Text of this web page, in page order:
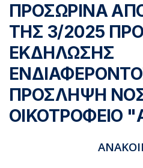
ΠΡΟΣΩΡΙΝΑ
ΤΗΣ 3/2025
ΕΚΔΗΛΩΣΗΣ
ΠΡΟΣΛΗΨΗ
ΟΙΚΟΤΡΟΦΕΙΟ